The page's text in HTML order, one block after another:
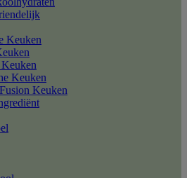
Keuken
Keuken
Keuken
Keuken